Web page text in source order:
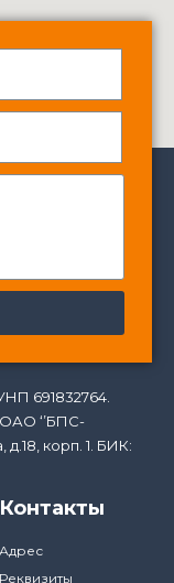
691832764.
ОАО ‘’БПС-
д.18, корп. 1. БИК:
Контакты
Адрес
Реквизиты